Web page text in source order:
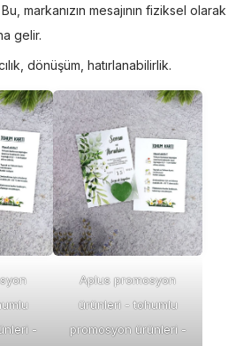
markanızın mesajının fiziksel olarak
gelir.
dönüşüm, hatırlanabilirlik.
-
Aplus promosyon
ürünleri - tohumlu
promosyon ürünleri -